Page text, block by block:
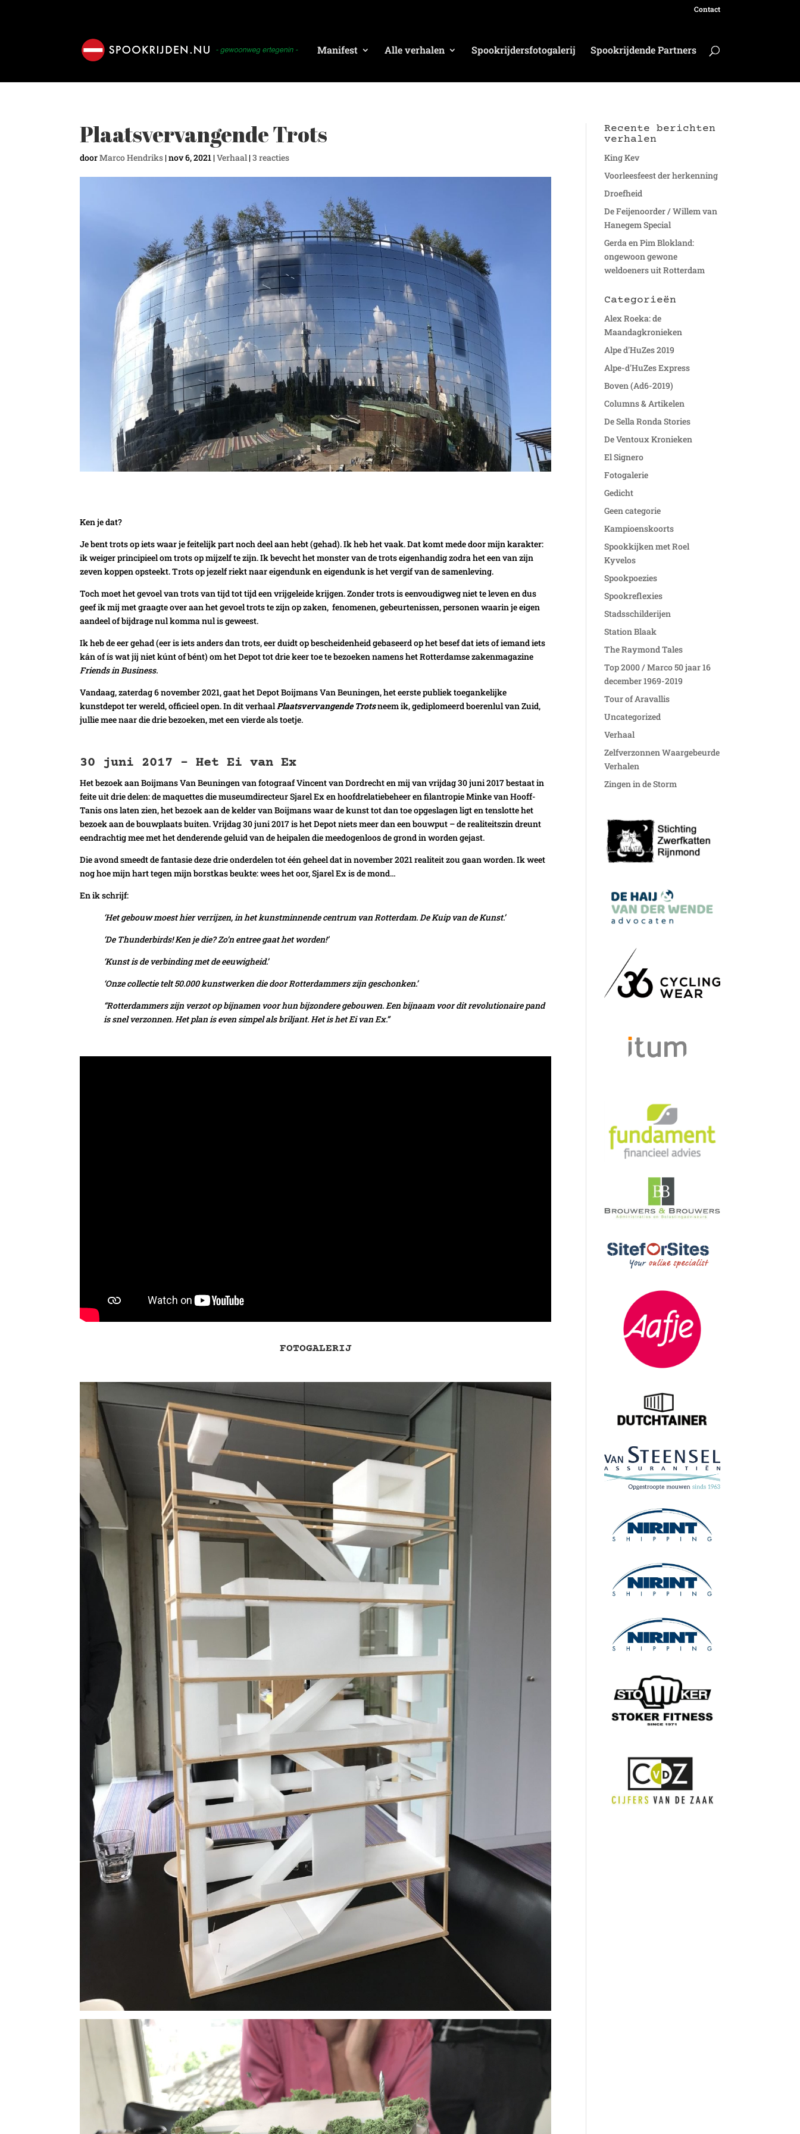
Contact
Manifest Alle verhalen Spookrijdersfotogalerij Spookrijdende Partners
Plaatsvervangende Trots
doorMarco Hendriks |nov 6, 2021 |Verhaal|3 reacties
Ken je dat?
Je bent trots op iets waar je feitelijk part noch deel aan hebt (gehad). Ik heb het vaak. Dat komt mede door mijn karakter:
ik weiger principieel om trots op mijzelf te zijn. Ik bevecht het monster van de trots eigenhandig zodra het een van zijn
zeven koppen opsteekt. Trots op jezelf riekt naar eigendunk en eigendunk is het vergif van de samenleving.
Toch moet het gevoel van trots van tijd tot tijd een vrijgeleide krijgen. Zonder trots is eenvoudigweg niet te leven en dus
geef ik mij met graagte over aan het gevoel trots te zijn op zaken, fenomenen, gebeurtenissen, personen waarin je eigen
aandeel of bijdrage nul komma nul is geweest.
Ik heb de eer gehad (eer is iets anders dan trots, eer duidt op bescheidenheid gebaseerd op het besef dat iets of iemand iets
kán of ís wat jij niet kúnt of bént) om het Depot tot drie keer toe te bezoeken namens het Rotterdamse zakenmagazine
Friends in Business.
Vandaag, zaterdag 6 november 2021, gaat het Depot Boijmans Van Beuningen, het eerste publiek toegankelijke
kunstdepot ter wereld, officieel open. In dit verhaal Plaatsvervangende Trotsneem ik, gediplomeerd boerenlul van Zuid,
jullie mee naar die drie bezoeken, met een vierde als toetje.
30 juni 2017 – Het Ei van Ex
Het bezoek aan Boijmans Van Beuningen van fotograaf Vincent van Dordrecht en mij van vrijdag 30 juni 2017 bestaat in
feite uit drie delen: de maquettes die museumdirecteur Sjarel Ex en hoofdrelatiebeheer en filantropie Minke van Hooff-
Tanis ons laten zien, het bezoek aan de kelder van Boijmans waar de kunst tot dan toe opgeslagen ligt en tenslotte het
bezoek aan de bouwplaats buiten. Vrijdag 30 juni 2017 is het Depot niets meer dan een bouwput – de realiteitszin dreunt
eendrachtig mee met het denderende geluid van de heipalen die meedogenloos de grond in worden gejast.
Die avond smeedt de fantasie deze drie onderdelen tot één geheel dat in november 2021 realiteit zou gaan worden. Ik weet
nog hoe mijn hart tegen mijn borstkas beukte: wees het oor, Sjarel Ex is de mond…
En ik schrijf:
‘Het gebouw moest hier verrijzen, in het kunstminnende centrum van Rotterdam. De Kuip van de Kunst.’
‘De Thunderbirds! Ken je die? Zo’n entree gaat het worden!’
‘Kunst is de verbinding met de eeuwigheid.’
‘Onze collectie telt 50.000 kunstwerken die door Rotterdammers zijn geschonken.’
“Rotterdammers zijn verzot op bijnamen voor hun bijzondere gebouwen. Een bijnaam voor dit revolutionaire pand
is snel verzonnen. Het plan is even simpel als briljant. Het is het Ei van Ex.”
FOTOGALERIJ
Recente berichten
verhalen
King Kev
Voorleesfeest der herkenning
Droefheid
De Feijenoorder / Willem van
Hanegem Special
Gerda en Pim Blokland:
ongewoon gewone
weldoeners uit Rotterdam
Categorieën
Alex Roeka: de
Maandagkronieken
Alpe d'HuZes 2019
Alpe-d'HuZes Express
Boven (Ad6-2019)
Columns & Artikelen
De Sella Ronda Stories
De Ventoux Kronieken
El Signero
Fotogalerie
Gedicht
Geen categorie
Kampioenskoorts
Spookkijken met Roel
Kyvelos
Spookpoezies
Spookreflexies
Stadsschilderijen
Station Blaak
The Raymond Tales
Top 2000 / Marco 50 jaar 16
december 1969-2019
Tour of Aravallis
Uncategorized
Verhaal
Zelfverzonnen Waargebeurde
Verhalen
Zingen in de Storm